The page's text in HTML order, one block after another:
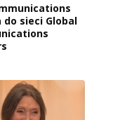
do sieci Global